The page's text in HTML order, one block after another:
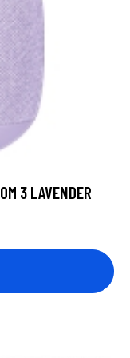
3 LAVENDER